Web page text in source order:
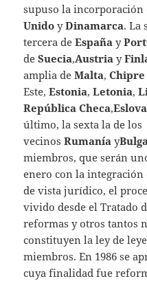
supuso la
Unido yDinamarca. La
tercera deEspaña y
deSuecia,Austria y
amplia deMalta,
Este,Estonia,Letonia,
República Checa,
último, la sexta la de los
vecinosRumanía y
miembros, que serán
enero con la
de vista jurídico, el
vivido desde el Tratado
reformas y otros tantos
constituyen la ley de
miembros. En 1986 se
cuya finalidad fue